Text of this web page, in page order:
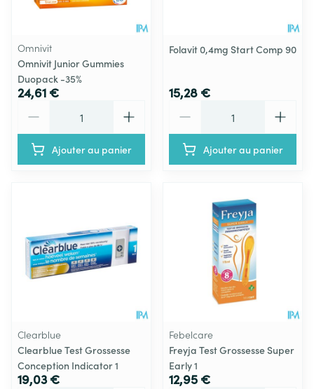
Omnivit
Omnivit Junior Gummies
Duopack -35%
24,61 €
Ajouter au panier
Folavit 0,4mg Start Comp 90
15,28 €
Ajouter au panier
Clearblue
Clearblue Test Grossesse
Conception Indicator 1
19,03 €
Febelcare
Freyja Test Grossesse Super
Early 1
12,95 €